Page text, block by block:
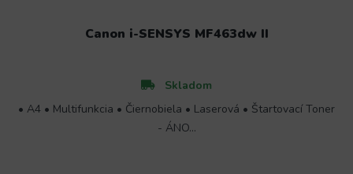
Canon i-SENSYS MF463dw II
Skladom
• A4 • Multifunkcia • Čiernobiela • Laserová • Štartovací Toner
- ÁNO...